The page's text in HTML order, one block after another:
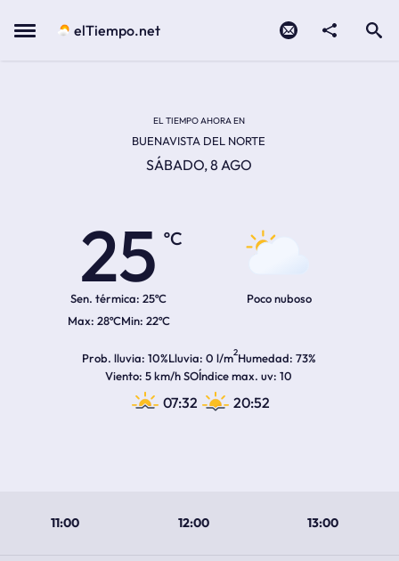
Menu elTiempo.net
EL TIEMPO AHORA EN
BUENAVISTA DEL NORTE
SÁBADO, 8 AGO
25
ºC
Sen. térmica: 25ºC
28ºC 22ºC
Poco nuboso
Prob. lluvia 10%Lluvia 0 l/m2Humedad 73%
Viento 5 km/h SOÍndice max. uv 10
07:32 20:52
11:00 12:00 13:00